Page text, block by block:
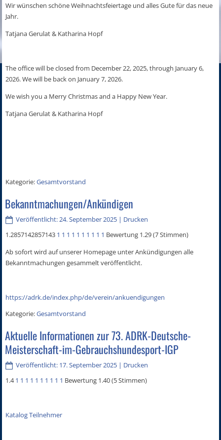
Wir wünschen schöne Weihnachtsfeiertage und alles Gute für das neue
Jahr.
Tatjana Gerulat & Katharina Hopf
The office will be closed from December 22, 2025, through January 6,
2026. We will be back on January 7, 2026.
We wish you a Merry Christmas and a Happy New Year.
Tatjana Gerulat & Katharina Hopf
Kategorie:Gesamtvorstand
Bekanntmachungen/Ankündigen
Veröffentlicht: 24. September 2025 | Drucken
1.2857142857143 1 1 1 1 1 1 1 1 1 1 Bewertung 1.29 (7 Stimmen)
Ab sofort wird auf unserer Homepage unter Ankündigungen alle
Bekanntmachungen gesammelt veröffentlicht.
https://adrk.de/index.php/de/verein/ankuendigungen
Kategorie:Gesamtvorstand
Aktuelle Informationen zur 73. ADRK-Deutsche-
Meisterschaft-im-Gebrauchshundesport-IGP
Veröffentlicht: 17. September 2025 | Drucken
1.41 1 1 1 1 1 1 1 1 1 Bewertung 1.40 (5 Stimmen)
Katalog Teilnehmer